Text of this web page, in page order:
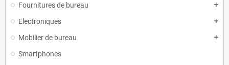
Fournitures de bureau
Electroniques
Mobilier de bureau
Smartphones